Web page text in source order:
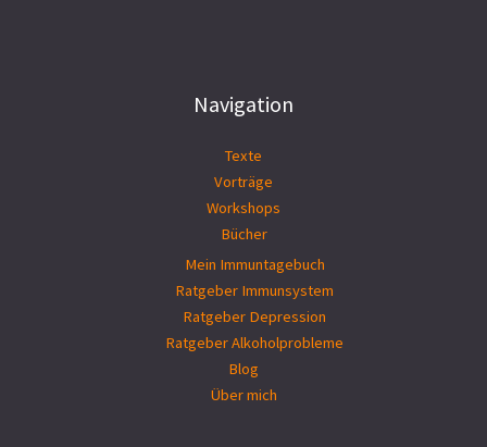
Navigation
Texte
Vorträge
Workshops
Bücher
Mein Immuntagebuch
Ratgeber Immunsystem
Ratgeber Depression
Ratgeber Alkoholprobleme
Blog
Über mich